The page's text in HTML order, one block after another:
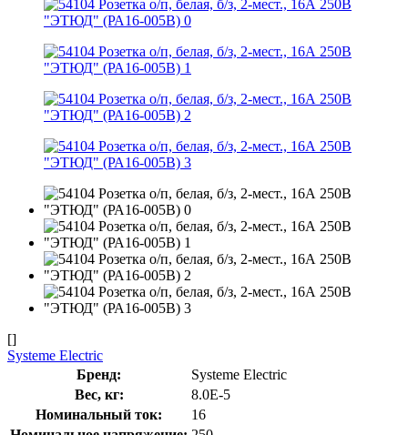
[]
Systeme Electric
Бренд:
Systeme Electric
Вес, кг:
8.0E-5
Номинальный ток:
16